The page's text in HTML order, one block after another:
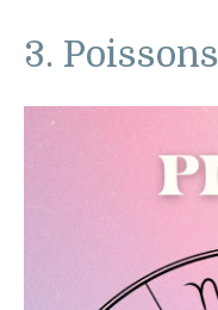
3. Poissons